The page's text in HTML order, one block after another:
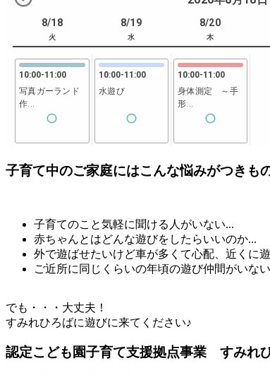
子育て中のご家庭にはこんな悩みがつきも
子育てのこと気軽に聞ける人がいない...
赤ちゃんとはどんな遊びをしたらいいのか...
外で遊ばせたいけど車が多くて心配、近くに
ご近所に同じくらいの年頃の遊び仲間がいな
でも・・・大丈夫！
すみれひろばに遊びに来てください♪
認定こども園子育て支援拠点事業 すみれ